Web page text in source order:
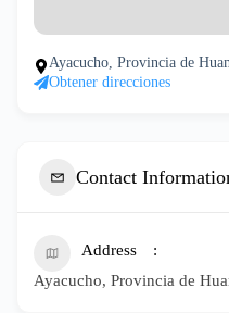
Ayacucho, Provincia de
Obtener direcciones
Contact
Address
Ayacucho, Provincia de